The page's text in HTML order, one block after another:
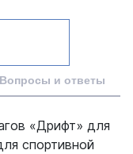
Вопросы и ответы
«Дрифт» для
спортивной